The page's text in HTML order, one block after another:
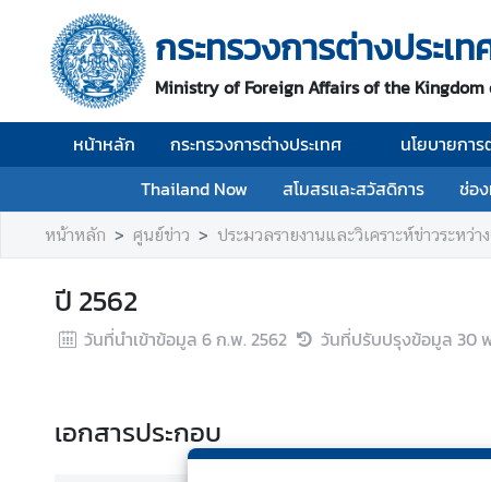
กระทรวงการต่างประเท
Ministry of Foreign Affairs of the
หน้าหลัก กระทรวงการต่างประเทศ นโยบายการ
Thailand Now
สโมสรและสวัสดิการ ช่อ
ห
น้
า
ก
ก
ะ
ท
ร
ก
หน้าหลัก ศูนย์ข่าว ประมวลรายงานและวิเคราะห์ข่าวระหว่า
ปี 2562
วันที่นำเข้าข้อมูล 6 ก.พ. 2562 วันที่ปรับปรุงข้อมูล 30
เอกสารประกอบ